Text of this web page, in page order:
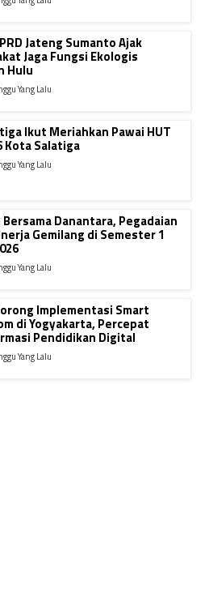
Jateng Sumanto Ajak
Jaga Fungsi Ekologis
Hulu
Yang Lalu
Ikut Meriahkan Pawai HUT
Kota Salatiga
Yang Lalu
Danantara, Pegadaian
Gemilang di Semester 1
Yang Lalu
Implementasi Smart
di Yogyakarta, Percepat
Pendidikan Digital
Yang Lalu